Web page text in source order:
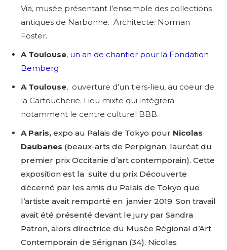
Via, musée présentant l’ensemble des collections
antiques de Narbonne. Architecte: Norman
Foster.
A Toulouse, un an de chantier pour la Fondation
Bemberg
A Toulouse, ouverture d’un tiers-lieu, au coeur de
la Cartoucherie. Lieu mixte qui intègrera
notamment le centre culturel BBB.
A Paris, expo au Palais de Tokyo pour Nicolas
Daubanes (beaux-arts de Perpignan, lauréat du
premier prix Occitanie d’art contemporain). Cette
exposition est la suite du prix Découverte
décerné par les amis du Palais de Tokyo que
l’artiste avait remporté en janvier 2019. Son travail
avait été présenté devant le jury par Sandra
Patron, alors directrice du Musée Régional d’Art
Contemporain de Sérignan (34). Nicolas